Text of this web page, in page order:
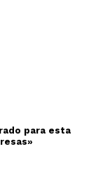
para esta